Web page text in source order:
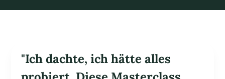
"Ich dachte, ich hätte alles